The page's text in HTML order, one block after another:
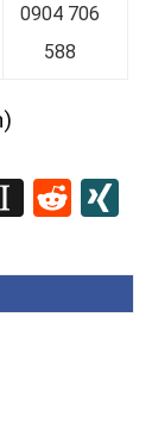
0904 706
588